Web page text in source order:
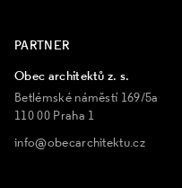
PARTNER
Obec architektů z. s.
Betlémské náměstí 169/5a
110 00 Praha 1
info@obecarchitektu.cz